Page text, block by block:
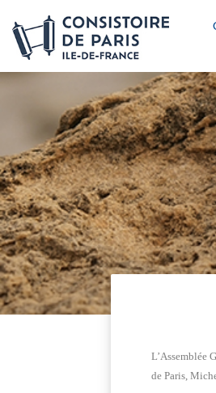
L’Assemblée
de Paris,